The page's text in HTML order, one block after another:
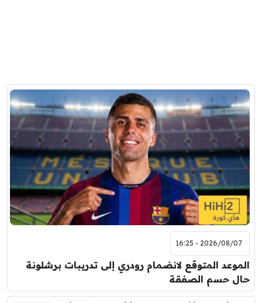
2026/08/07 - 16:25
الموعد المتوقع لانضمام رودري إلى تدريبات برشلونة
حال حسم الصفقة